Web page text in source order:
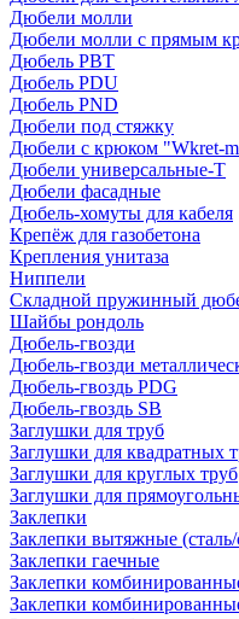
Дюбели молли
Дюбели молли с прямым
Дюбель PBT
Дюбель PDU
Дюбель PND
Дюбели под стяжку
Дюбели с крюком "Wkret-
Дюбели универсальные-Т
Дюбели фасадные
Дюбель-хомуты для кабеля
Крепёж для газобетона
Крепления унитаза
Ниппели
Складной пружинный
Шайбы рондоль
Дюбель-гвозди
Дюбель-гвозди
Дюбель-гвоздь PDG
Дюбель-гвоздь SB
Заглушки для труб
Заглушки для квадратных
Заглушки для круглых труб
Заглушки для
Заклепки
Заклепки вытяжные (сталь/
Заклепки гаечные
Заклепки
Заклепки